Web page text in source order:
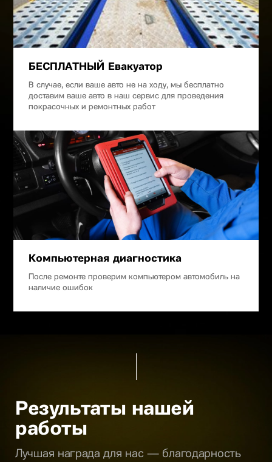
БЕСПЛАТНЫЙ Евакуатор
В случае, если ваше авто не на ходу, мы бесплатно
доставим ваше авто в наш сервис для проведения
покрасочных и ремонтных работ
Компьютерная диагностика
После ремонте проверим компьютером автомобиль на
наличие ошибок
Результаты нашей
работы
Лучшая награда для нас — благодарность